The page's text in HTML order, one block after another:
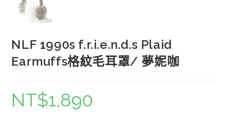
NLF 1990s f.r.i.e.n.d.s Plaid
Earmuffs格紋毛耳罩/ 夢妮咖
NT$1,890